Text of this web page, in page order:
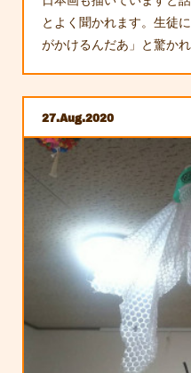
とよく聞かれます。生徒
がかけるんだあ」と驚か
27 Aug 2020